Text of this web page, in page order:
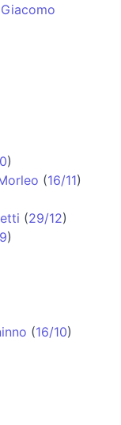
Giacomo
)
(16/11)
(29/12)
)
(16/10)